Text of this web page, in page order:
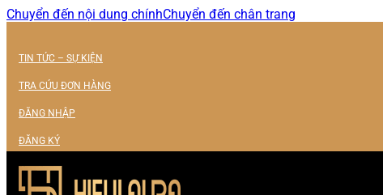
Chuyển đến nội dung chínhChuyển đến chân trang
TIN TỨC – SỰ KIỆN
TRA CỨU ĐƠN HÀNG
ĐĂNG NHẬP
ĐĂNG KÝ